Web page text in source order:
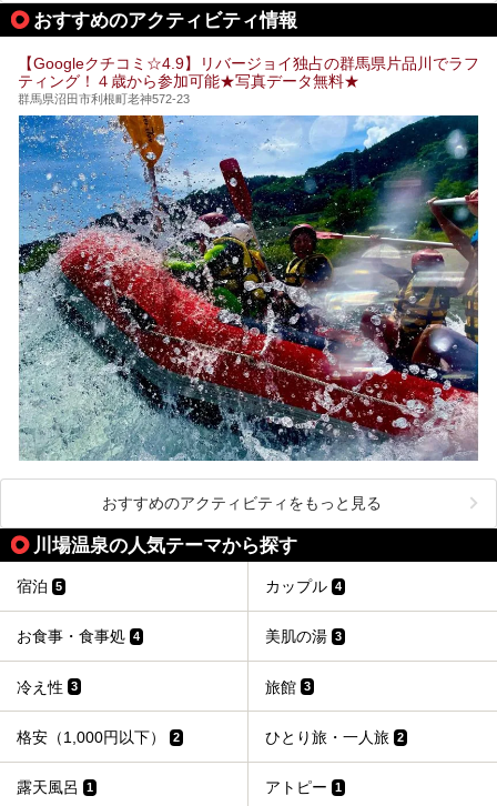
質の良さ(特に美人湯効果)に定評があり、知る人ぞ知る穴場
的存在です。今回は筆者自ら宿泊し、自慢の温泉をはじめ食
事・客室・共有スペースなど、宿の全貌を徹底紹介します。
おすすめのアクティビティ情報
【Googleクチコミ☆4.9】リバージョイ独占の群馬県片品川でラフ
ティング！４歳から参加可能★写真データ無料★
群馬県沼田市利根町老神572-23
おすすめのアクティビティをもっと見る
川場温泉の人気テーマから探す
宿泊 5 カップル 4
お食事・食事処 4 美肌の湯 3
冷え性 3 旅館 3
格安（1,000円以下） 2 ひとり旅・一人旅 2
露天風呂 1 アトピー 1